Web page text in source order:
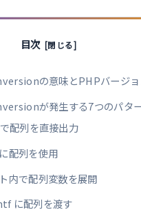
目次
の意味とPHPバージョ
が発生する7つのパタ
配列を直接出力
配列を使用
内で配列変数を展開
に配列を渡す